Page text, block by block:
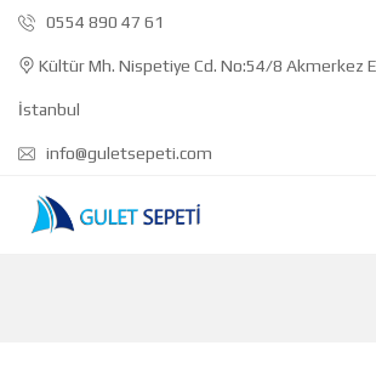
0554 890 47 61
Kültür Mh. Nispetiye Cd. No:54/8 Akmerkez
İstanbul
info@guletsepeti.com